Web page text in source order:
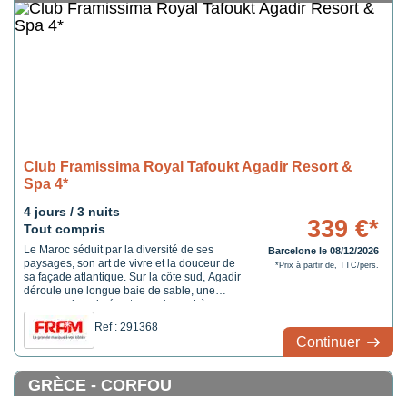
Club Framissima Royal Tafoukt Agadir Resort &
Spa 4*
4 jours / 3 nuits
Tout compris
Le Maroc séduit par la diversité de ses
paysages, son art de vivre et la douceur de
sa façade atlantique. Sur la côte sud, Agadir
déroule une longue baie de sable, une
promenade animée et une atmosphère
balnéaire très accessible. Le Framissima
Royal Tafoukt Agadir se situe justement en
bord de mer, au coeur de la station, à
proximité ...
Ref : 291368
339 €*
Barcelone le 08/12/2026
*Prix à partir de, TTC/pers.
Continuer
GRÈCE - CORFOU